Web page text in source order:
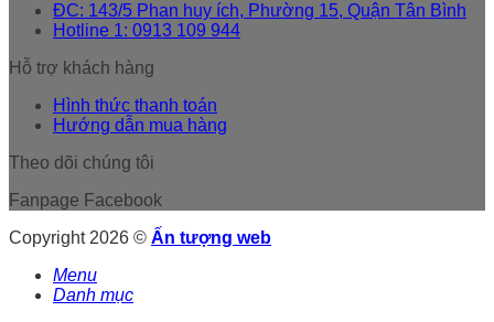
ĐC: 143/5 Phan huy ích, Phường 15, Quận Tân Bình
Hotline 1: 0913 109 944
Hỗ trợ khách hàng
Hình thức thanh toán
Hướng dẫn mua hàng
Theo dõi chúng tôi
Fanpage Facebook
Copyright 2026 © Ấn tượng web
Menu
Danh mục